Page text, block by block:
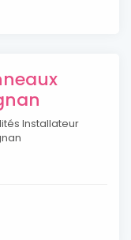
Installateur